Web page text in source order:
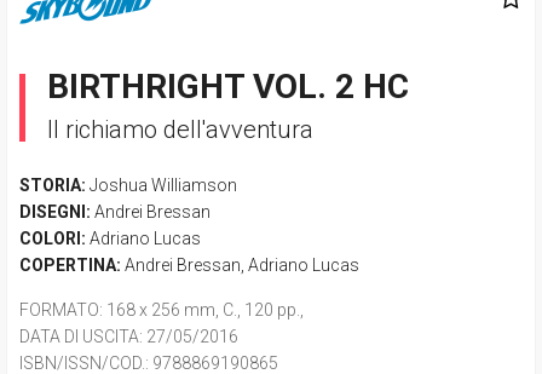
BIRTHRIGHT VOL. 2 HC
Il richiamo dell'avventura
STORIA: Joshua Williamson
DISEGNI: Andrei Bressan
COLORI: Adriano Lucas
COPERTINA: Andrei Bressan Adriano Lucas
FORMATO: 168 x 256 mm, C., 120 pp.,
DATA DI USCITA: 27/05/2016
ISBN/ISSN/COD.: 9788869190865